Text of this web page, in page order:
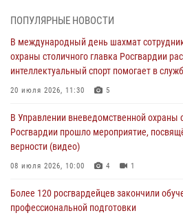
Офицер Росгвардии стал гостем прямого
04 августа 2026, 12:28
В Москве росгвардейцы задержали
на охранника торгового центра (видео)
В Главном управлении Росгвардии по
работы подразделений за прошедший
03 августа 2026, 13:00
На востоке Москвы сотрудники
находящегося в федеральном розыске
ПОПУЛЯРНЫЕ НОВОСТИ
В международный день шахмат
охраны столичного главка Росгвардии
интеллектуальный спорт помогает в
20 июля 2026, 11:30 5
В Управлении вневедомственной охраны
Росгвардии прошло мероприятие,
верности (видео)
08 июля 2026, 10:00 4 1
Более 120 росгвардейцев закончили
профессиональной подготовки